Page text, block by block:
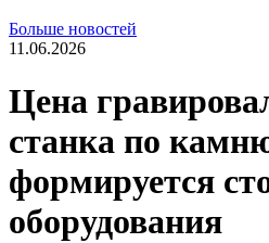
Больше новостей
11.06.2026
Цена
станка по
формируется
оборудования